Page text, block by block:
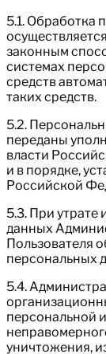
5.1. Обработка
законным
системах
средств
таких средств.
5.2.
переданы
власти
и в порядке,
Российской
5.3. При утрате
данных
Пользователя
персональных
5.4.
персональной
уничтожения,